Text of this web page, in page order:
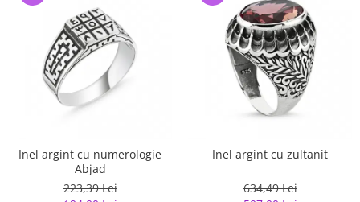
Inel argint cu numerologie
Abjad
223,39 Lei
Inel argint cu zultanit
634,49 Lei